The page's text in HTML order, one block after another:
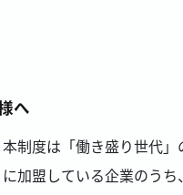
へ
本制度は「働き盛り世代
に加盟している企業のう